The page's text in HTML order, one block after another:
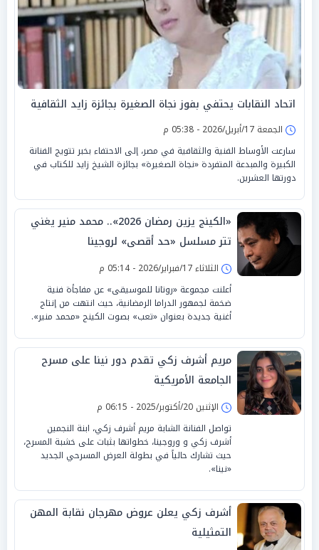
اتحاد النقابات يحتفي بفوز نجاة الصغيرة بجائزة زايد الثقافية
الجمعة 17/أبريل/2026 - 05:38 م
سارعت الأوساط الفنية والثقافية في مصر، إلى الاحتفاء بخبر تتويج الفنانة
الكبيرة والمبدعة المتفردة «نجاة الصغيرة» بجائزة الشيخ زايد للكتاب في
دورتها العشرين.
«الكينج يزين رمضان 2026».. محمد منير يغني
تتر مسلسل «حد أقصى» لروجينا
الثلاثاء 17/فبراير/2026 - 05:14 م
أعلنت مجموعة «روتانا للموسيقى» عن مفاجأة فنية
ضخمة لجمهور الدراما الرمضانية، حيث انتهت من إنتاج
أغنية جديدة بعنوان «تعب» بصوت الكينج «محمد منير».
مريم أشرف زكي تقدم دور نينا على مسرح
الجامعة الأمريكية
الإثنين 20/أكتوبر/2025 - 06:15 م
تواصل الفنانة الشابة مريم أشرف زكي، ابنة النجمين
أشرف زكي و وروجينا، خطواتها بثبات على خشبة المسرح،
حيث تشارك حالياً في بطولة العرض المسرحي الجديد
«نينا».
أشرف زكي يعلن عروض مهرجان نقابة المهن
التمثيلية